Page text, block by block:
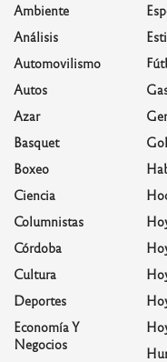
Ambiente
Análisis
Automovilismo
Autos
Azar
Basquet
Boxeo
Ciencia
Columnistas
Córdoba
Cultura
Deportes
Economía Y
Negocios